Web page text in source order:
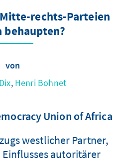
rechts-Parteien
behaupten?
von
, Henri Bohnet
Union of Africa
westlicher Partner,
Einflusses autoritärer